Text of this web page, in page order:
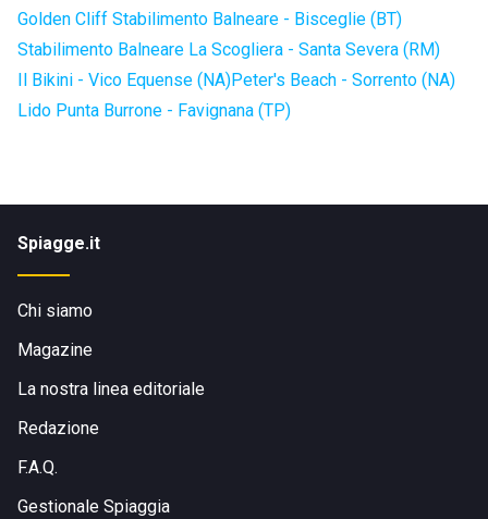
Golden Cliff Stabilimento Balneare - Bisceglie (BT)
Stabilimento Balneare La Scogliera - Santa Severa (RM)
Il Bikini - Vico Equense (NA)Peter's Beach - Sorrento (NA)
Lido Punta Burrone - Favignana (TP)
Spiagge.it
Chi siamo
Magazine
La nostra linea editoriale
Redazione
F.A.Q.
Gestionale Spiaggia